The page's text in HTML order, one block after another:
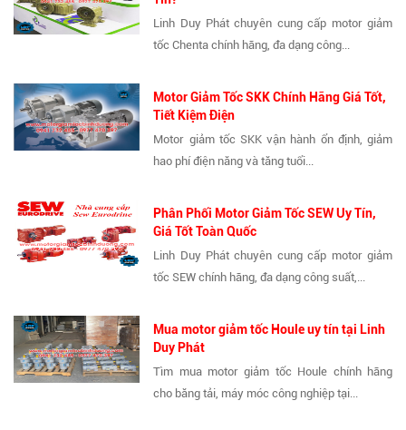
Linh Duy Phát chuyên cung cấp motor giảm
tốc Chenta chính hãng, đa dạng công...
Motor Giảm Tốc SKK Chính Hãng Giá Tốt,
Tiết Kiệm Điện
Motor giảm tốc SKK vận hành ổn định, giảm
hao phí điện năng và tăng tuổi...
Phân Phối Motor Giảm Tốc SEW Uy Tín,
Giá Tốt Toàn Quốc
Linh Duy Phát chuyên cung cấp motor giảm
tốc SEW chính hãng, đa dạng công suất,...
Mua motor giảm tốc Houle uy tín tại Linh
Duy Phát
Tìm mua motor giảm tốc Houle chính hãng
cho băng tải, máy móc công nghiệp tại...